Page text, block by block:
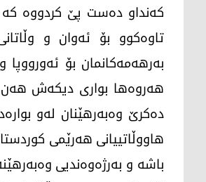
كەنداو دەست پێ كردووە كە
تاوەكوو بۆ ئەوان و
بەرهەمەكانمان بۆ
هەروەها بواری دیكەش هەن
دەكرێ وەبەرهێنان لەو
هاووڵاتیيانی هەرێمی
باشە و بەرژەوەندیی